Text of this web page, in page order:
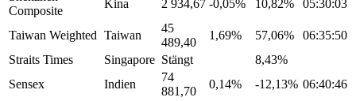
Composite
Kina 2 934,67 -0,05% 10,82% 05:30:03
Taiwan Weighted Taiwan
45
489,40
1,69% 57,06%
06:35:50
Straits Times
Singapore Stängt
8,43%
Sensex
Indien
74
881,70
0,14% -12,13% 06:40:46